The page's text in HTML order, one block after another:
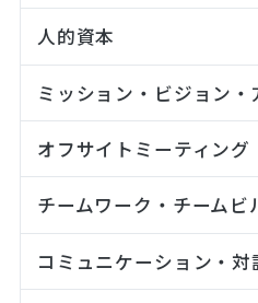
人的資本
ミッション・ビジョン・
オフサイトミーティング
チームワーク・チームビ
コミュニケーション・対